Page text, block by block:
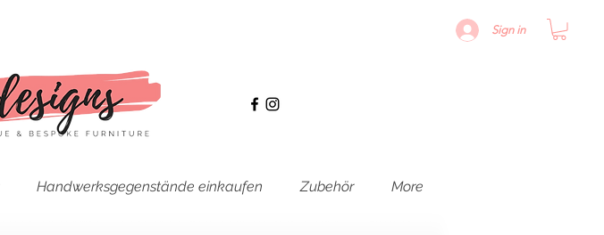
Sign in
Handwerksgegenstände einkaufen Zubehör More